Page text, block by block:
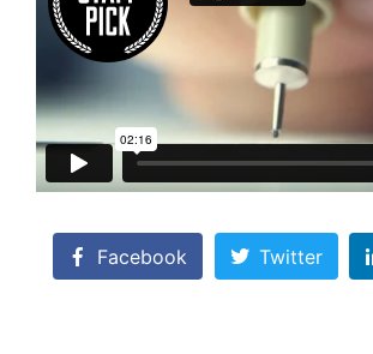
Facebook Twitter